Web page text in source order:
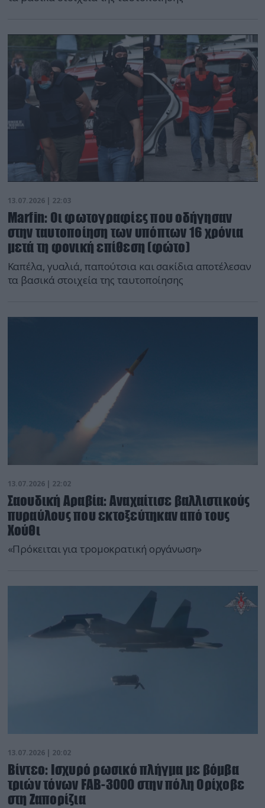
13.07.2026 | 22:03
Marfin: Οι φωτογραφίες που οδήγησαν
στην ταυτοποίηση των υπόπτων 16 χρόνια
μετά τη φονική επίθεση (φώτο)
Καπέλα, γυαλιά, παπούτσια και σακίδια αποτέλεσαν
τα βασικά στοιχεία της ταυτοποίησης
13.07.2026 | 22:02
Σαουδική Αραβία: Αναχαίτισε βαλλιστικούς
πυραύλους που εκτοξεύτηκαν από τους
Χούθι
«Πρόκειται για τρομοκρατική οργάνωση»
13.07.2026 | 20:02
Βίντεο: Ισχυρό ρωσικό πλήγμα με βόμβα
τριών τόνων FAB-3000 στην πόλη Ορίχοβε
στη Ζαπορίζια